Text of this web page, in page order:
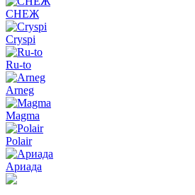
СНЕЖ
Cryspi
Ru-to
Arneg
Magma
Polair
Ариада